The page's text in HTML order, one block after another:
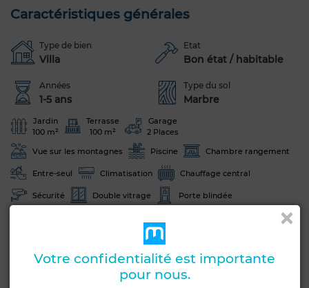
Caractéristiques générales
Type de bien
Villa
Etat
Bon état / habitable
Années
1-5 ans
Type du sol
Marbre
Jardin
100 m²
Terrasse
100 m²
Garage
2 Places
Vue sur les montagnes
Piscine Chambre rangement
Entre-seul Climatisation Chauffage central
Sécurité Double vitrage Porte blindée
Micro-ondes
Animaux domestiques autorisés
Votre confidentialité est importante
pour nous.